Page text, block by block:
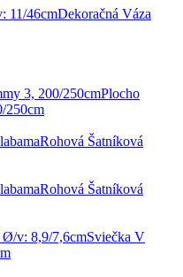
Dekoračná Váza
Plocho
250cm
Rohová Šatníková
Rohová Šatníková
Sviečka V